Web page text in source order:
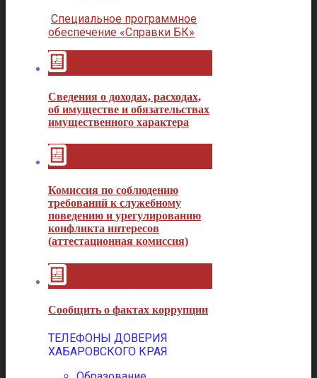
Специальное программное
обеспечение «Справки БК»
Сведения о доходах, расходах,
об имуществе и обязательствах
имущественного характера
Комиссия по соблюдению
требований к служебному
поведению и урегулированию
конфликта интересов
(аттестационная комиссия)
Сообщить о фактах коррупции
ТЕЛЕФОНЫ ДОВЕРИЯ
ХАБАРОВСКОГО КРАЯ